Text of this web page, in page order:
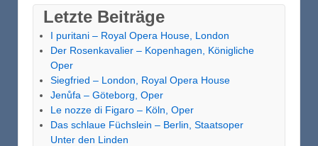
Letzte Beiträge
I puritani – Royal Opera House, London
Der Rosenkavalier – Kopenhagen, Königliche
Oper
Siegfried – London, Royal Opera House
Jenůfa – Göteborg, Oper
Le nozze di Figaro – Köln, Oper
Das schlaue Füchslein – Berlin, Staatsoper
Unter den Linden